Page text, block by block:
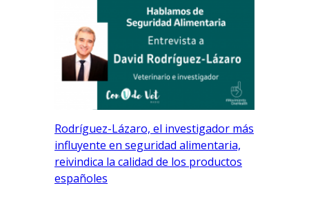
Rodríguez-Lázaro, el investigador más
influyente en seguridad alimentaria,
reivindica la calidad de los productos
españoles